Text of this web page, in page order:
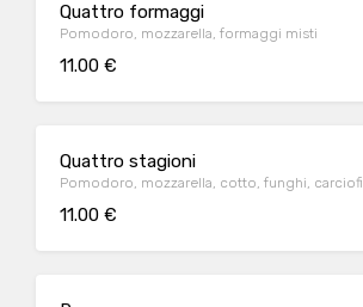
Quattro formaggi
Pomodoro, mozzarella, formaggi misti
11.00 €
Quattro stagioni
Pomodoro, mozzarella, cotto, funghi, carciofi
11.00 €